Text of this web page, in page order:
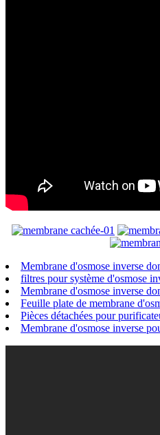
Membrane d'osmose inverse
filtres pour système d'osmose
Membrane d'osmose inverse
Feuille plate de membrane
Pièces détachées pour
Membrane d'osmose inverse